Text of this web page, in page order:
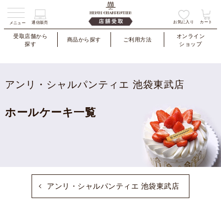
メニュー 通信販売 お気に入り カート
受取店舗から
探す
商品から探す ご利用方法
オンライン
ショップ
アンリ・シャルパンティエ 池袋東武店
ホールケーキ一覧
アンリ・シャルパンティエ 池袋東武店